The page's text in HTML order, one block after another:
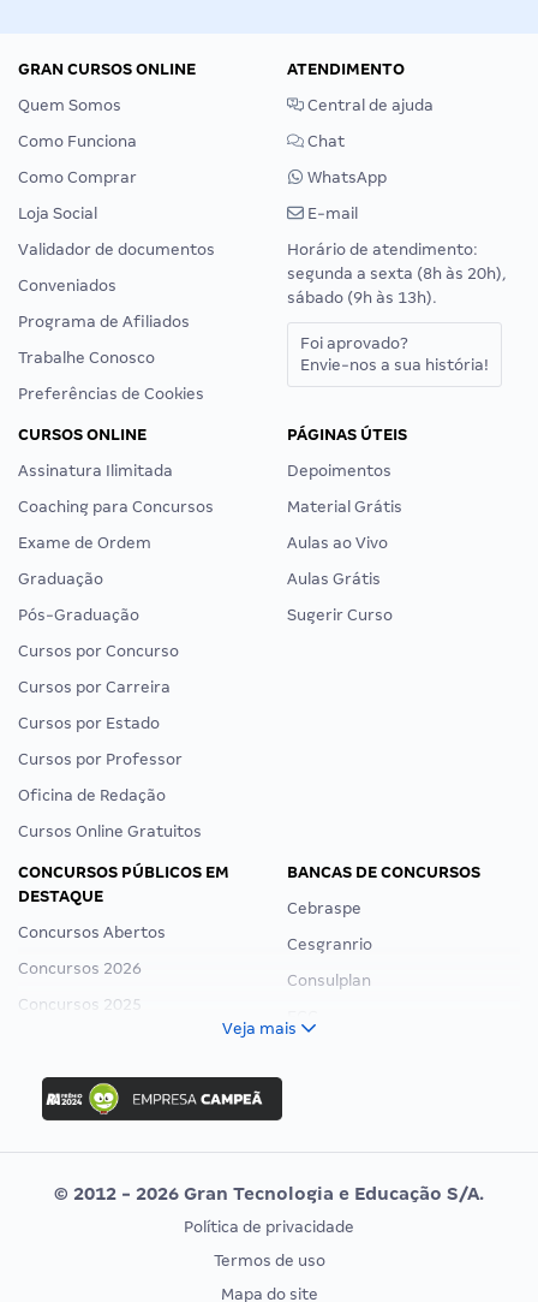
GRAN CURSOS ONLINE
Quem Somos
Como Funciona
Como Comprar
Loja Social
Validador de documentos
Conveniados
Programa de Afiliados
Trabalhe Conosco
Preferências de Cookies
ATENDIMENTO
Central de ajuda
Chat
WhatsApp
E-mail
Horário de atendimento:
segunda a sexta (8h às 20h),
sábado (9h às 13h).
Foi aprovado?
Envie-nos a sua história!
CURSOS ONLINE
Assinatura Ilimitada
Coaching para Concursos
Exame de Ordem
Graduação
Pós-Graduação
Cursos por Concurso
Cursos por Carreira
Cursos por Estado
Cursos por Professor
Oficina de Redação
Cursos Online Gratuitos
PÁGINAS ÚTEIS
Depoimentos
Material Grátis
Aulas ao Vivo
Aulas Grátis
Sugerir Curso
CONCURSOS PÚBLICOS EM
DESTAQUE
Concursos Abertos
Concursos 2026
Concursos 2025
Concurso Ibama
Concurso MPU
Editais publicados
BANCAS DE CONCURSOS
Cebraspe
Cesgranrio
Consulplan
Vunesp
CONCURSOS POR PROFISSÃO
EXAME DE ORDEM
Veja mais
© 2012 - 2026 Gran Tecnologia e Educação S/A.
Política de privacidade
Termos de uso
Mapa do site